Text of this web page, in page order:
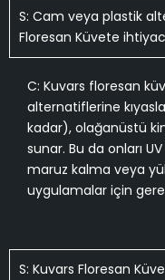
S: Cam veya plastik
Floresan Küvete
C: Kuvars floresan
alternatiflerine
kadar), olağanüstü
sunar. Bu da onları
maruz kalma veya
uygulamalar için
S: Kuvars Floresan